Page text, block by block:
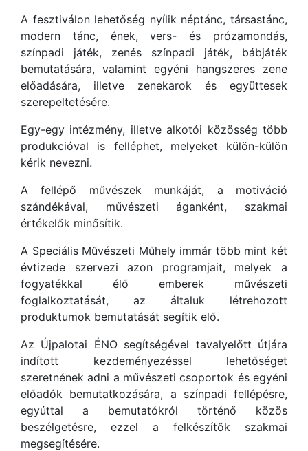
A fesztiválon lehetőség nyílik néptánc, társastánc,
modern tánc, ének, vers- és prózamondás,
színpadi játék, zenés színpadi játék, bábjáték
bemutatására, valamint egyéni hangszeres zene
előadására, illetve zenekarok és együttesek
szerepeltetésére.
Egy-egy intézmény, illetve alkotói közösség több
produkcióval is felléphet, melyeket külön-külön
kérik nevezni.
A fellépő művészek munkáját, a motiváció
szándékával, művészeti áganként, szakmai
értékelők minősítik.
A Speciális Művészeti Műhely immár több mint két
évtizede szervezi azon programjait, melyek a
fogyatékkal élő emberek művészeti
foglalkoztatását, az általuk létrehozott
produktumok bemutatását segítik elő.
Az Újpalotai ÉNO segítségével tavalyelőtt útjára
indított kezdeményezéssel lehetőséget
szeretnének adni a művészeti csoportok és egyéni
előadók bemutatkozására, a színpadi fellépésre,
egyúttal a bemutatókról történő közös
beszélgetésre, ezzel a felkészítők szakmai
megsegítésére.